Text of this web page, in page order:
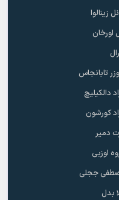
زینالوا
اورخان
تابانجاس
دالکیلیچ
کورشون
دمیر
اوزبی
ججلی
بدل